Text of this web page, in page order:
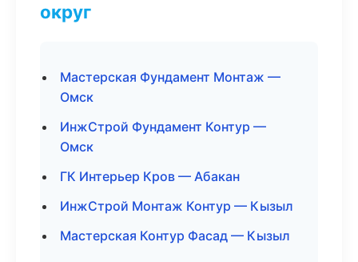
округ
Мастерская Фундамент Монтаж —
Омск
ИнжСтрой Фундамент Контур —
Омск
ГК Интерьер Кров — Абакан
ИнжСтрой Монтаж Контур — Кызыл
Мастерская Контур Фасад — Кызыл